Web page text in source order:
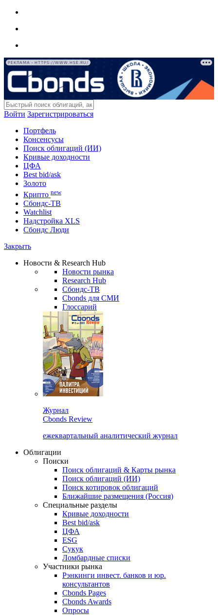
РЕКЛАМА • HTTPS://WWW.HSE.RU/
Войти Зарегистрироваться
Портфель
Консенсусы
Поиск облигаций (ИИ)
Кривые доходности
ЦФА
Best bid/ask
Золото
Крипто new
Сбондс-ТВ
Watchlist
Надстройка XLS
Сбондс Люди
Закрыть
Новости & Research Hub
Новости рынка
Research Hub
Сбондс-ТВ
Cbonds для СМИ
Глоссарий
Журнал
Cbonds Review
ежеквартальный аналитический журнал
Облигации
Поиски
Поиск облигаций & Карты рынка
Поиск облигаций (ИИ)
Поиск котировок облигаций
Ближайшие размещения (Россия)
Специальные разделы
Кривые доходности
Best bid/ask
ЦФА
ESG
Сукук
Ломбардные списки
Участники рынка
Рэнкинги инвест. банков и юр.
консультантов
Cbonds Pages
Cbonds Awards
Опросы